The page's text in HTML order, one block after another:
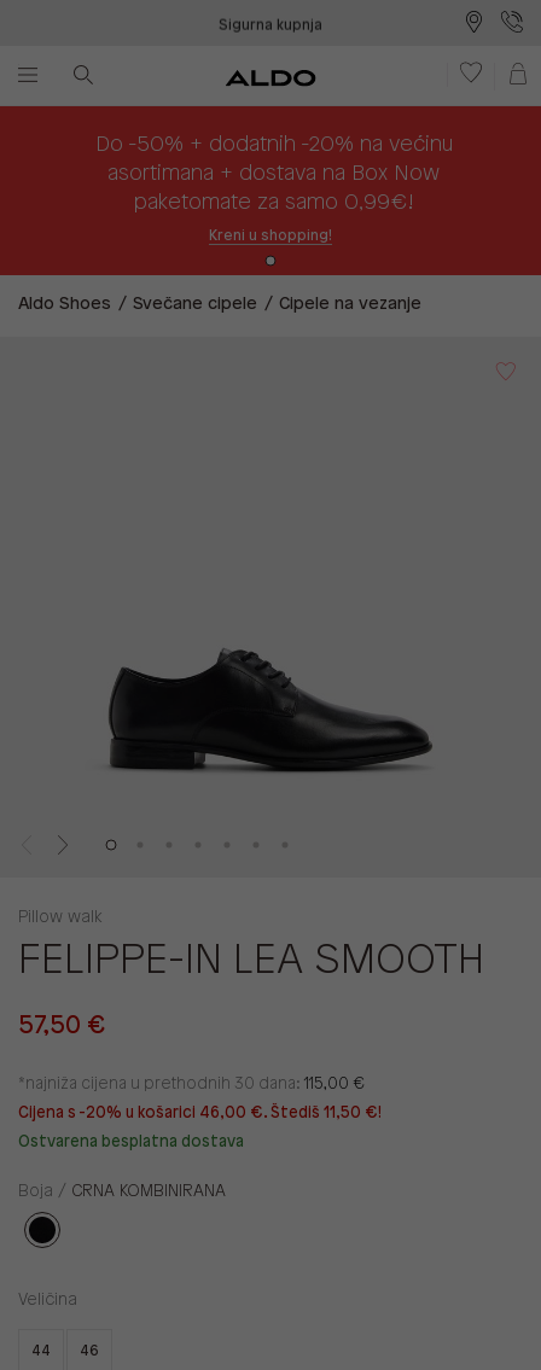
Sigurna kupnja
Do -50% + dodatnih -20% na većinu
asortimana + dostava na Box Now
paketomate za samo 0,99€!
Kreni u shopping!
Aldo Shoes Svečane cipele Cipele na vezanje
Pillow walk
FELIPPE-IN LEA SMOOTH
57,50 €
*najniža cijena u prethodnih 30 dana: 115,00 €
Cijena s -20% u košarici 46,00 €. Štediš 11,50 €!
Ostvarena besplatna dostava
Boja / CRNA KOMBINIRANA
Veličina
44 46